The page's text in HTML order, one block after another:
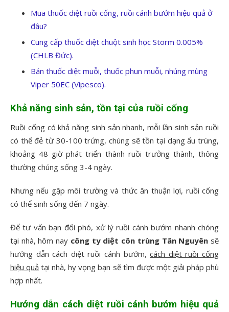
Mua thuốc diệt ruồi cống, ruồi cánh bướm hiệu quả ở
đâu?
Cung cấp thuốc diệt chuột sinh học Storm 0.005%
(CHLB Đức).
Bán thuốc diệt muỗi, thuốc phun muỗi, nhúng mùng
Viper 50EC (Vipesco).
Khả năng sinh sản, tồn tại của ruồi cống
Ruồi cống có khả năng sinh sản nhanh, mỗi lần sinh sản ruồi
có thể đẻ từ 30-100 trứng, chúng sẽ tồn tại dạng ấu trùng,
khoảng 48 giờ phát triển thành ruồi trưởng thành, thông
thường chúng sống 3-4 ngày.
Nhưng nếu gặp môi trường và thức ăn thuận lợi, ruồi cống
có thể sinh sống đến 7 ngày.
Để tư vấn bạn đối phó, xử lý ruồi cánh bướm nhanh chóng
tại nhà, hôm nay công ty diệt côn trùng Tân Nguyên sẽ
hướng dẫn cách diệt ruồi cánh bướm,cách diệt ruồi cống
hiệu quả tại nhà, hy vọng bạn sẽ tìm được một giải pháp phù
hợp nhất.
Hướng dẫn cách diệt ruồi cánh bướm hiệu quả